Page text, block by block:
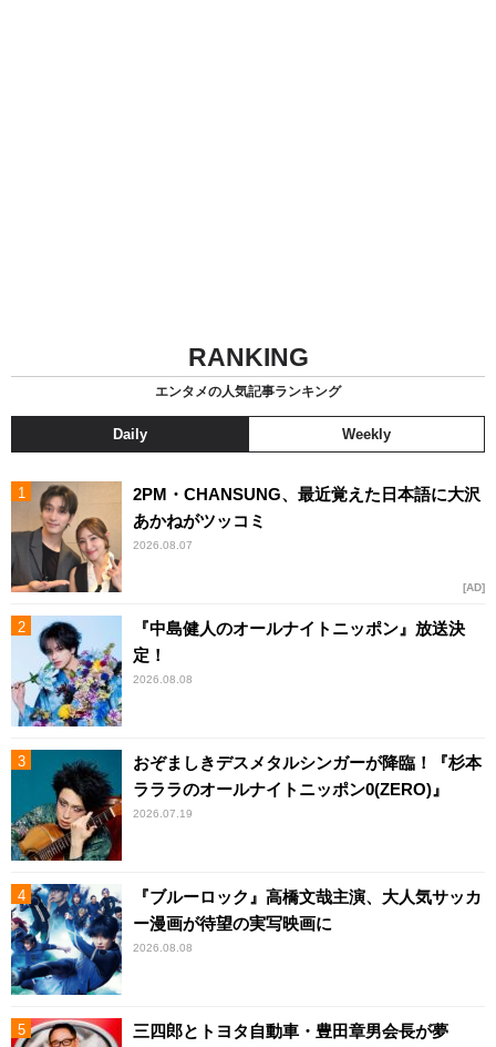
RANKING
エンタメの人気記事ランキング
Daily Weekly
2PM・CHANSUNG、最近覚えた日本語に大沢
あかねがツッコミ
2026.08.07
AD
『中島健人のオールナイトニッポン』放送決
定！
2026.08.08
おぞましきデスメタルシンガーが降臨！『杉本
ラララのオールナイトニッポン0(ZERO)』
2026.07.19
『ブルーロック』高橋文哉主演、大人気サッカ
ー漫画が待望の実写映画に
2026.08.08
三四郎とトヨタ自動車・豊田章男会長が夢